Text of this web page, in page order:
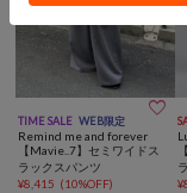
TIME SALE WEB限定 
Remind me and forever
【Mavie..7】セミワイドス
ラックスパンツ
¥8,415 (10%OFF)
¥